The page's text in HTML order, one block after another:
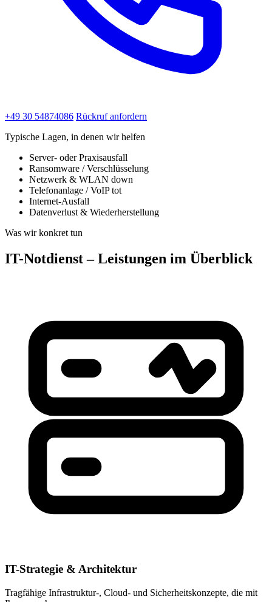
+49 30 54874086 Rückruf anfordern
Typische Lagen, in denen wir helfen
Server- oder Praxisausfall
Ransomware / Verschlüsselung
Netzwerk & WLAN down
Telefonanlage / VoIP tot
Internet-Ausfall
Datenverlust & Wiederherstellung
Was wir konkret tun
IT-Notdienst – Leistungen im Überblick
IT-Strategie & Architektur
Tragfähige Infrastruktur-, Cloud- und Sicherheitskonzepte, die mit